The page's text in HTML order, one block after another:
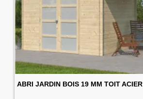
ABRI JARDIN BOIS 19 MM TOIT ACIER